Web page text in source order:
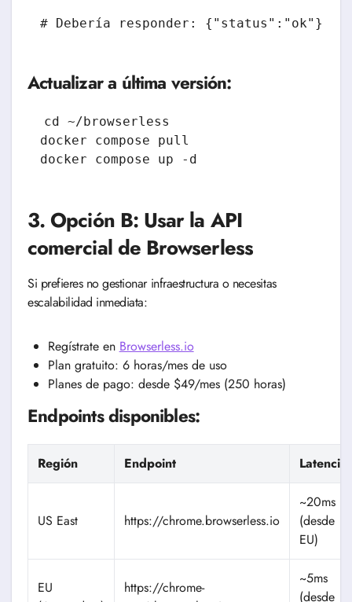
# Debería responder: {"status":"ok"}
Actualizar a última versión:
cd ~/browserless
docker compose pull
docker compose up -d
3. Opción B: Usar la API
comercial de Browserless
Si prefieres no gestionar infraestructura o necesitas
escalabilidad inmediata:
Regístrate en Browserless.io
Plan gratuito: 6 horas/mes de uso
Planes de pago: desde $49/mes (250 horas)
Endpoints disponibles:
Región Endpoint Latencia
US East https://chrome.browserless.io
~20ms
(desde
EU)
EU
https://chrome-
~5ms
(desde